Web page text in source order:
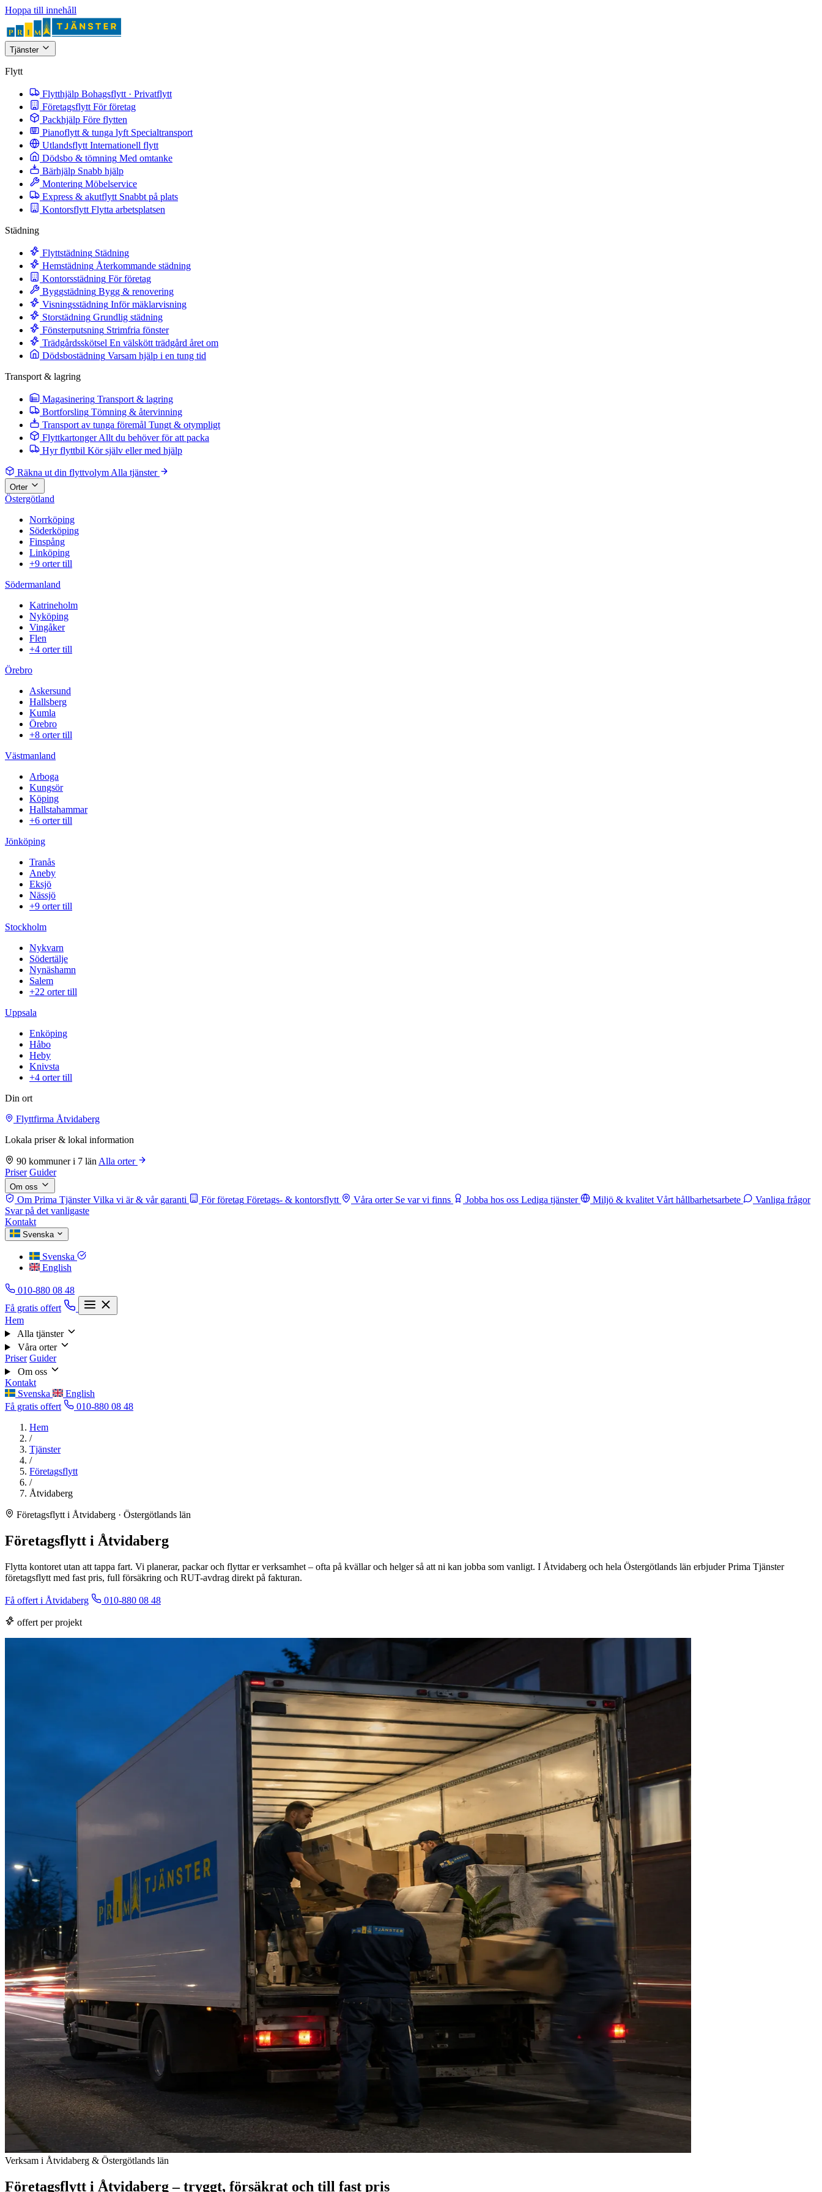
Hoppa till innehåll
Tjänster
Flytt
Flytthjälp Bohagsflytt · Privatflytt
Företagsflytt För företag
Packhjälp Före flytten
Pianoflytt & tunga lyft Specialtransport
Utlandsflytt Internationell flytt
Dödsbo & tömning Med omtanke
Bärhjälp Snabb hjälp
Montering Möbelservice
Express & akutflytt Snabbt på plats
Kontorsflytt Flytta arbetsplatsen
Städning
Flyttstädning Städning
Hemstädning Återkommande städning
Kontorsstädning För företag
Byggstädning Bygg & renovering
Visningsstädning Inför mäklarvisning
Storstädning Grundlig städning
Fönsterputsning Strimfria fönster
Trädgårdsskötsel En välskött trädgård året om
Dödsbostädning Varsam hjälp i en tung tid
Transport & lagring
Magasinering Transport & lagring
Bortforsling Tömning & återvinning
Transport av tunga föremål Tungt & otympligt
Flyttkartonger Allt du behöver för att packa
Hyr flyttbil Kör själv eller med hjälp
Räkna ut din flyttvolym Alla tjänster
Orter
Östergötland
Norrköping
Söderköping
Finspång
Linköping
+9 orter till
Södermanland
Katrineholm
Nyköping
Vingåker
Flen
+4 orter till
Örebro
Askersund
Hallsberg
Kumla
Örebro
+8 orter till
Västmanland
Arboga
Kungsör
Köping
Hallstahammar
+6 orter till
Jönköping
Tranås
Aneby
Eksjö
Nässjö
+9 orter till
Stockholm
Nykvarn
Södertälje
Nynäshamn
Salem
+22 orter till
Uppsala
Enköping
Håbo
Heby
Knivsta
+4 orter till
Din ort
Flyttfirma Åtvidaberg
Lokala priser & lokal information
90 kommuner i 7 län Alla orter
Priser Guider
Om oss
Om Prima Tjänster Vilka vi är & vår garanti För företag Företags- & kontorsflytt Våra orter Se var vi finns Jobba hos oss Lediga tjänster Miljö & kvalitet Vårt hållbarhetsarbete
Vanliga frågor
Svar på det vanligaste
Kontakt
Svenska
Svenska
English
010-880 08 48
Få gratis offert
Hem
Alla tjänster
Våra orter
Priser Guider
Om oss
Kontakt
Svenska
English
Få gratis offert
010-880 08 48
Hem
/
Tjänster
/
Företagsflytt
/
Åtvidaberg
Företagsflytt i Åtvidaberg · Östergötlands län
Företagsflytt i Åtvidaberg
Flytta kontoret utan att tappa fart. Vi planerar, packar och flyttar er verksamhet – ofta på kvällar och helger så att ni kan jobba som vanligt. I Åtvidaberg och hela Östergötlands län erbjuder Prima Tjänster
företagsflytt med fast pris, full försäkring och RUT-avdrag direkt på fakturan.
Få offert i Åtvidaberg 010-880 08 48
offert per projekt
Verksam i Åtvidaberg & Östergötlands län
Företagsflytt i Åtvidaberg – tryggt, försäkrat och till fast pris